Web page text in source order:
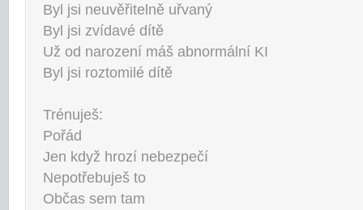
Byl jsi neuvěřitelně uřvaný
Byl jsi zvídavé dítě
Už od narození máš abnormální KI
Byl jsi roztomilé dítě
Trénuješ:
Pořád
Jen když hrozí nebezpečí
Nepotřebuješ to
Občas sem tam